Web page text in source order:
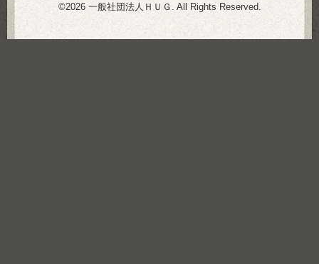
©2026一般社団法人ＨＵＧ . All Rights Reserved.